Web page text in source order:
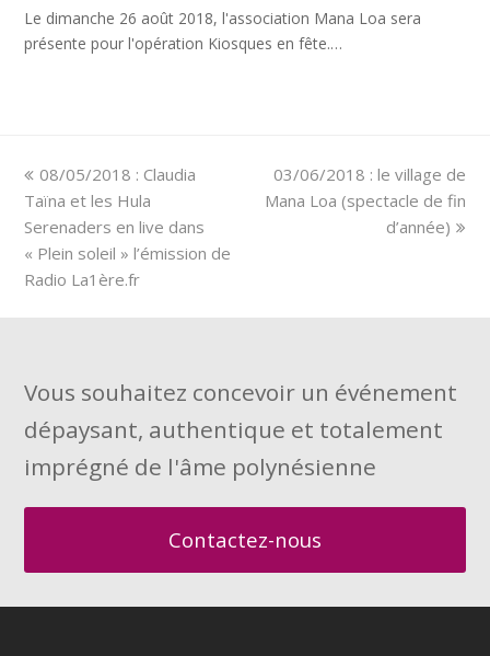
Le dimanche 26 août 2018, l'association Mana Loa sera
présente pour l'opération Kiosques en fête.…
previous
post:
08/05/2018 : Claudia
Taïna et les Hula
Serenaders en live dans
« Plein soleil » l’émission de
Radio La1ère.fr
next
post:
03/06/2018 : le village de
Mana Loa (spectacle de fin
d’année)
Vous souhaitez concevoir un événement
dépaysant, authentique et totalement
imprégné de l'âme polynésienne
Contactez-nous